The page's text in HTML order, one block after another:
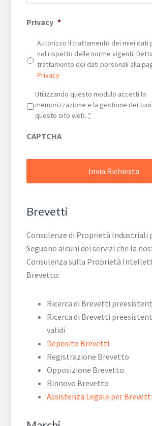
Privacy *
Autorizzo il trattamento dei miei dati
nel rispetto delle norme vigenti.
trattamento dei dati personali alla
Privacy
Privacy *
Utilizzando questo modulo accetti la
memorizzazione e la gestione dei
questo sito web. *
CAPTCHA
Brevetti
Consulenze di Proprietà Industriali
Seguono alcuni dei servizi che la
Consulenza sulla Proprietà
Brevetto:
Ricerca di Brevetti
Ricerca di Brevetti
validi
Deposito Brevetti
Registrazione Brevetto
Opposizione Brevetto
Rinnovo Brevetto
Assistenza Legale per Brevetti